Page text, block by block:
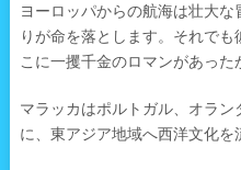
ヨーロッパからの航海は壮大
りが命を落とします。それで
こに一攫千金のロマンがあった
マラッカはポルトガル、オラ
に、東アジア地域へ西洋文化を